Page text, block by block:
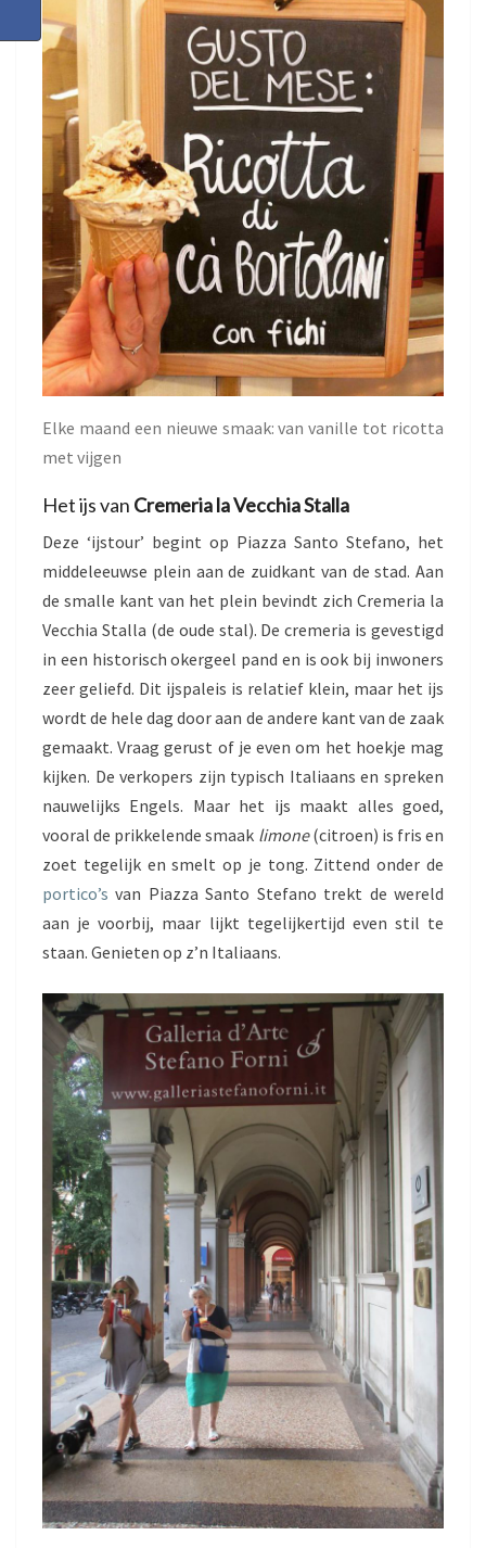
Elke maand een nieuwe smaak: van vanille tot ricotta
met vijgen
Het ijs van Cremeria la Vecchia Stalla
Deze ‘ijstour’ begint op Piazza Santo Stefano, het
middeleeuwse plein aan de zuidkant van de stad. Aan
de smalle kant van het plein bevindt zich Cremeria la
Vecchia Stalla (de oude stal). De cremeria is gevestigd
in een historisch okergeel pand en is ook bij inwoners
zeer geliefd. Dit ijspaleis is relatief klein, maar het ijs
wordt de hele dag door aan de andere kant van de zaak
gemaakt. Vraag gerust of je even om het hoekje mag
kijken. De verkopers zijn typisch Italiaans en spreken
nauwelijks Engels. Maar het ijs maakt alles goed,
vooral de prikkelende smaak limone(citroen) is fris en
zoet tegelijk en smelt op je tong. Zittend onder de
portico’s van Piazza Santo Stefano trekt de wereld
aan je voorbij, maar lijkt tegelijkertijd even stil te
staan. Genieten op z’n Italiaans.